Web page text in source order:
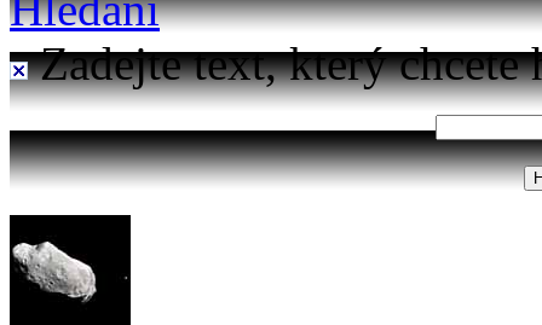
Zadejte text, který chcete